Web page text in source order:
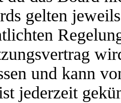
gelten
und kann
jederzeit